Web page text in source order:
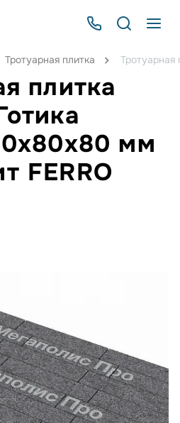
Тротуарная плитка
плитка
мм
FERRO